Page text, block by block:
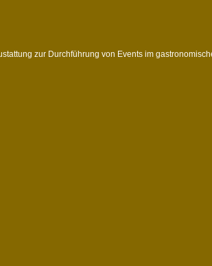
zur Durchführung von Events im